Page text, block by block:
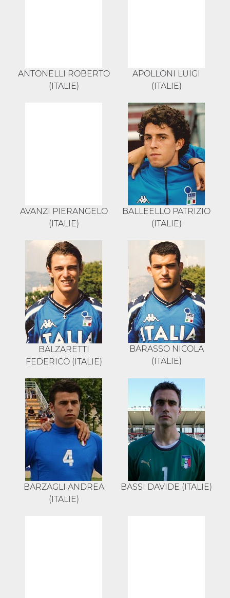
ANTONELLI ROBERTO
(ITALIE)
APOLLONI LUIGI
(ITALIE)
AVANZI PIERANGELO
(ITALIE)
BALLEELLO PATRIZIO
(ITALIE)
BALZARETTI
FEDERICO (ITALIE)
BARASSO NICOLA
(ITALIE)
BARZAGLI ANDREA
(ITALIE)
BASSI DAVIDE (ITALIE)